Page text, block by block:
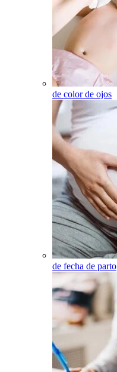
de color de ojos
de fecha de parto